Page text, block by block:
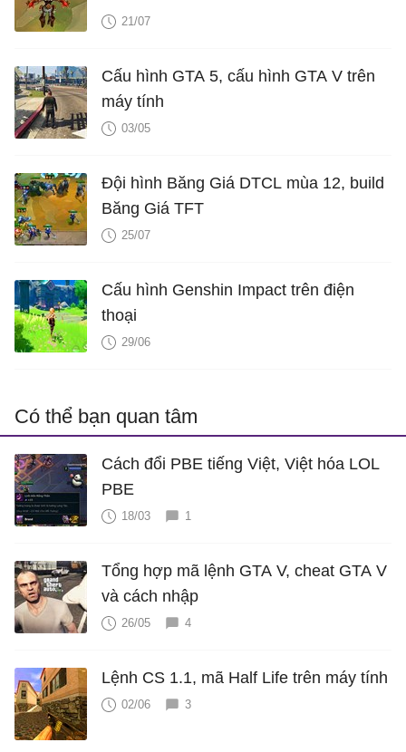
21/07
Cấu hình GTA 5, cấu hình GTA V trên
máy tính
03/05
Đội hình Băng Giá DTCL mùa 12, build
Băng Giá TFT
25/07
Cấu hình Genshin Impact trên điện
thoại
29/06
Có thể bạn quan tâm
Cách đổi PBE tiếng Việt, Việt hóa LOL
PBE
18/03 1
Tổng hợp mã lệnh GTA V, cheat GTA V
và cách nhập
26/05 4
Lệnh CS 1.1, mã Half Life trên máy tính
02/06 3